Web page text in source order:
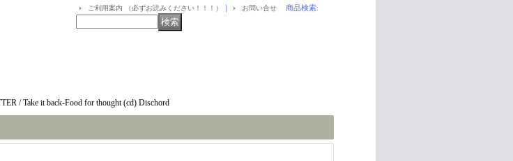
ご利用案内 （必ずお読みください！！！） ｜ お問い合せ 商品検索:
/ Take it back-Food for thought (cd) Dischord